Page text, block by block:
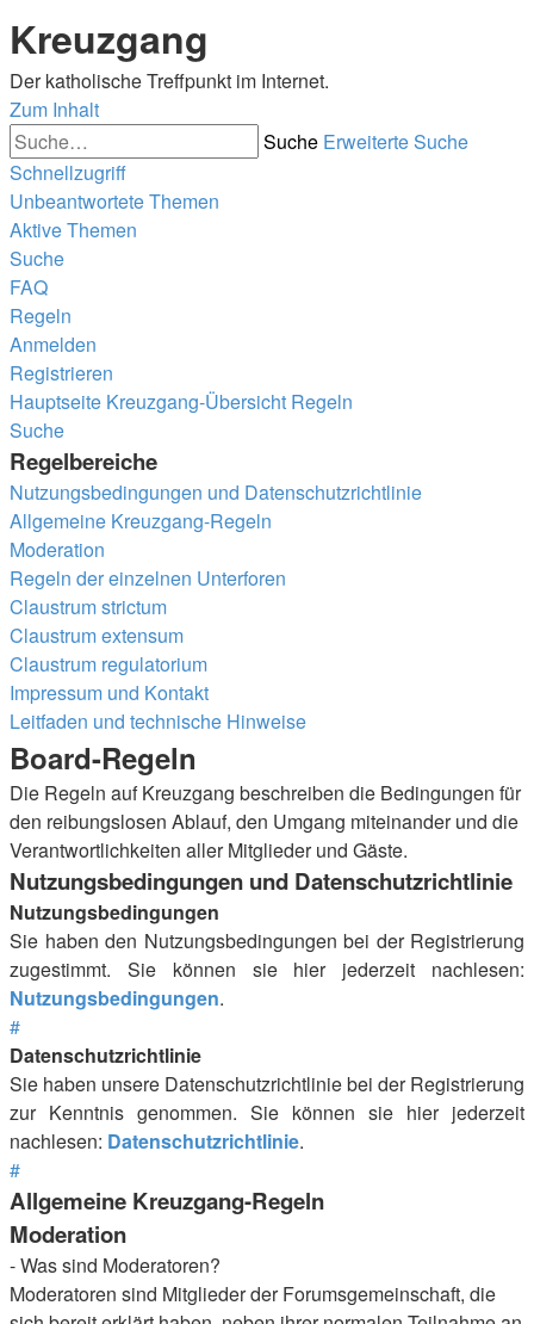
Kreuzgang
Der katholische Treffpunkt im Internet.
Zum Inhalt
Suche Erweiterte Suche
Schnellzugriff
Unbeantwortete Themen
Aktive Themen
Suche
FAQ
Regeln
Anmelden
Registrieren
Hauptseite Kreuzgang-Übersicht Regeln
Suche
Regelbereiche
Nutzungsbedingungen und Datenschutzrichtlinie
Allgemeine Kreuzgang-Regeln
Moderation
Regeln der einzelnen Unterforen
Claustrum strictum
Claustrum extensum
Claustrum regulatorium
Impressum und Kontakt
Leitfaden und technische Hinweise
Board-Regeln
Die Regeln auf Kreuzgang beschreiben die Bedingungen für
den reibungslosen Ablauf, den Umgang miteinander und die
Verantwortlichkeiten aller Mitglieder und Gäste.
Nutzungsbedingungen und Datenschutzrichtlinie
Nutzungsbedingungen
Sie haben den Nutzungsbedingungen bei der Registrierung
zugestimmt. Sie können sie hier jederzeit nachlesen:
Nutzungsbedingungen.
#
Datenschutzrichtlinie
Sie haben unsere Datenschutzrichtlinie bei der Registrierung
zur Kenntnis genommen. Sie können sie hier jederzeit
nachlesen: Datenschutzrichtlinie.
#
Allgemeine Kreuzgang-Regeln
Moderation
- Was sind Moderatoren?
Moderatoren sind Mitglieder der Forumsgemeinschaft, die